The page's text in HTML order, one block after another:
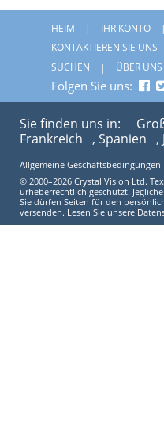
HEIM IHR KONTO
KONTAKTIEREN SIE UNS
SUCHEN
ÜBER UNS
Folgen Sie uns:
Sie finden uns in:
Frankreich
, Spanien ,
Allgemeine Geschäftsbedingungen
© 2000–2026 Crystal Vision Ltd.
urheberrechtlich geschützt.
Sie dürfen Seiten für den
versenden. Lesen Sie unsere